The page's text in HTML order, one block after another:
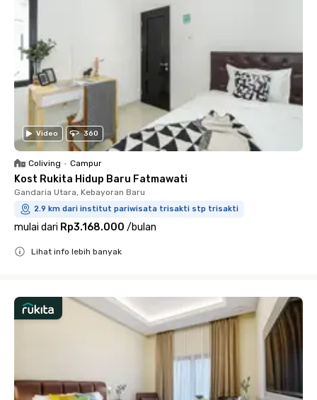
Video 360
Coliving • Campur
Kost Rukita Hidup Baru Fatmawati
Gandaria Utara, Kebayoran Baru
2.9 km dari institut pariwisata trisakti stp trisakti
mulai dari Rp3.168.000 /bulan
Lihat info lebih banyak